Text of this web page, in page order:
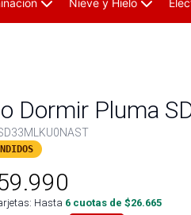
Nieve y Hielo
Dormir Pluma
Hasta 6 cuotas de $26.665